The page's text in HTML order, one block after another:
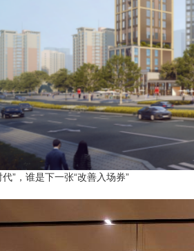
”，谁是下一张“改善入场券”